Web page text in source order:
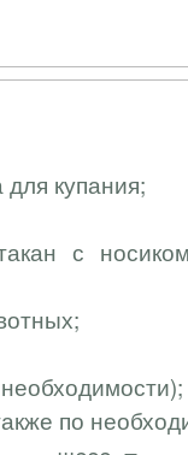
для купания;
с
по